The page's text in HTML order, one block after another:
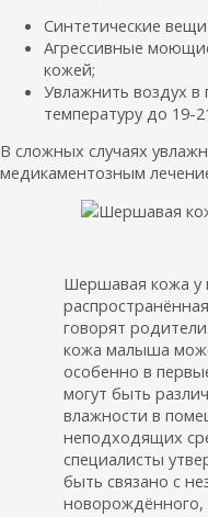
Синтетические
Агрессивные
кожей;
Увлажнить воздух
температуру до 19-
В сложных случаях
медикаментозным
Шершавая кожа у
говорят
кожа малыша
особенно в
могут быть
влажности в
неподходящих
специалисты
быть связано с